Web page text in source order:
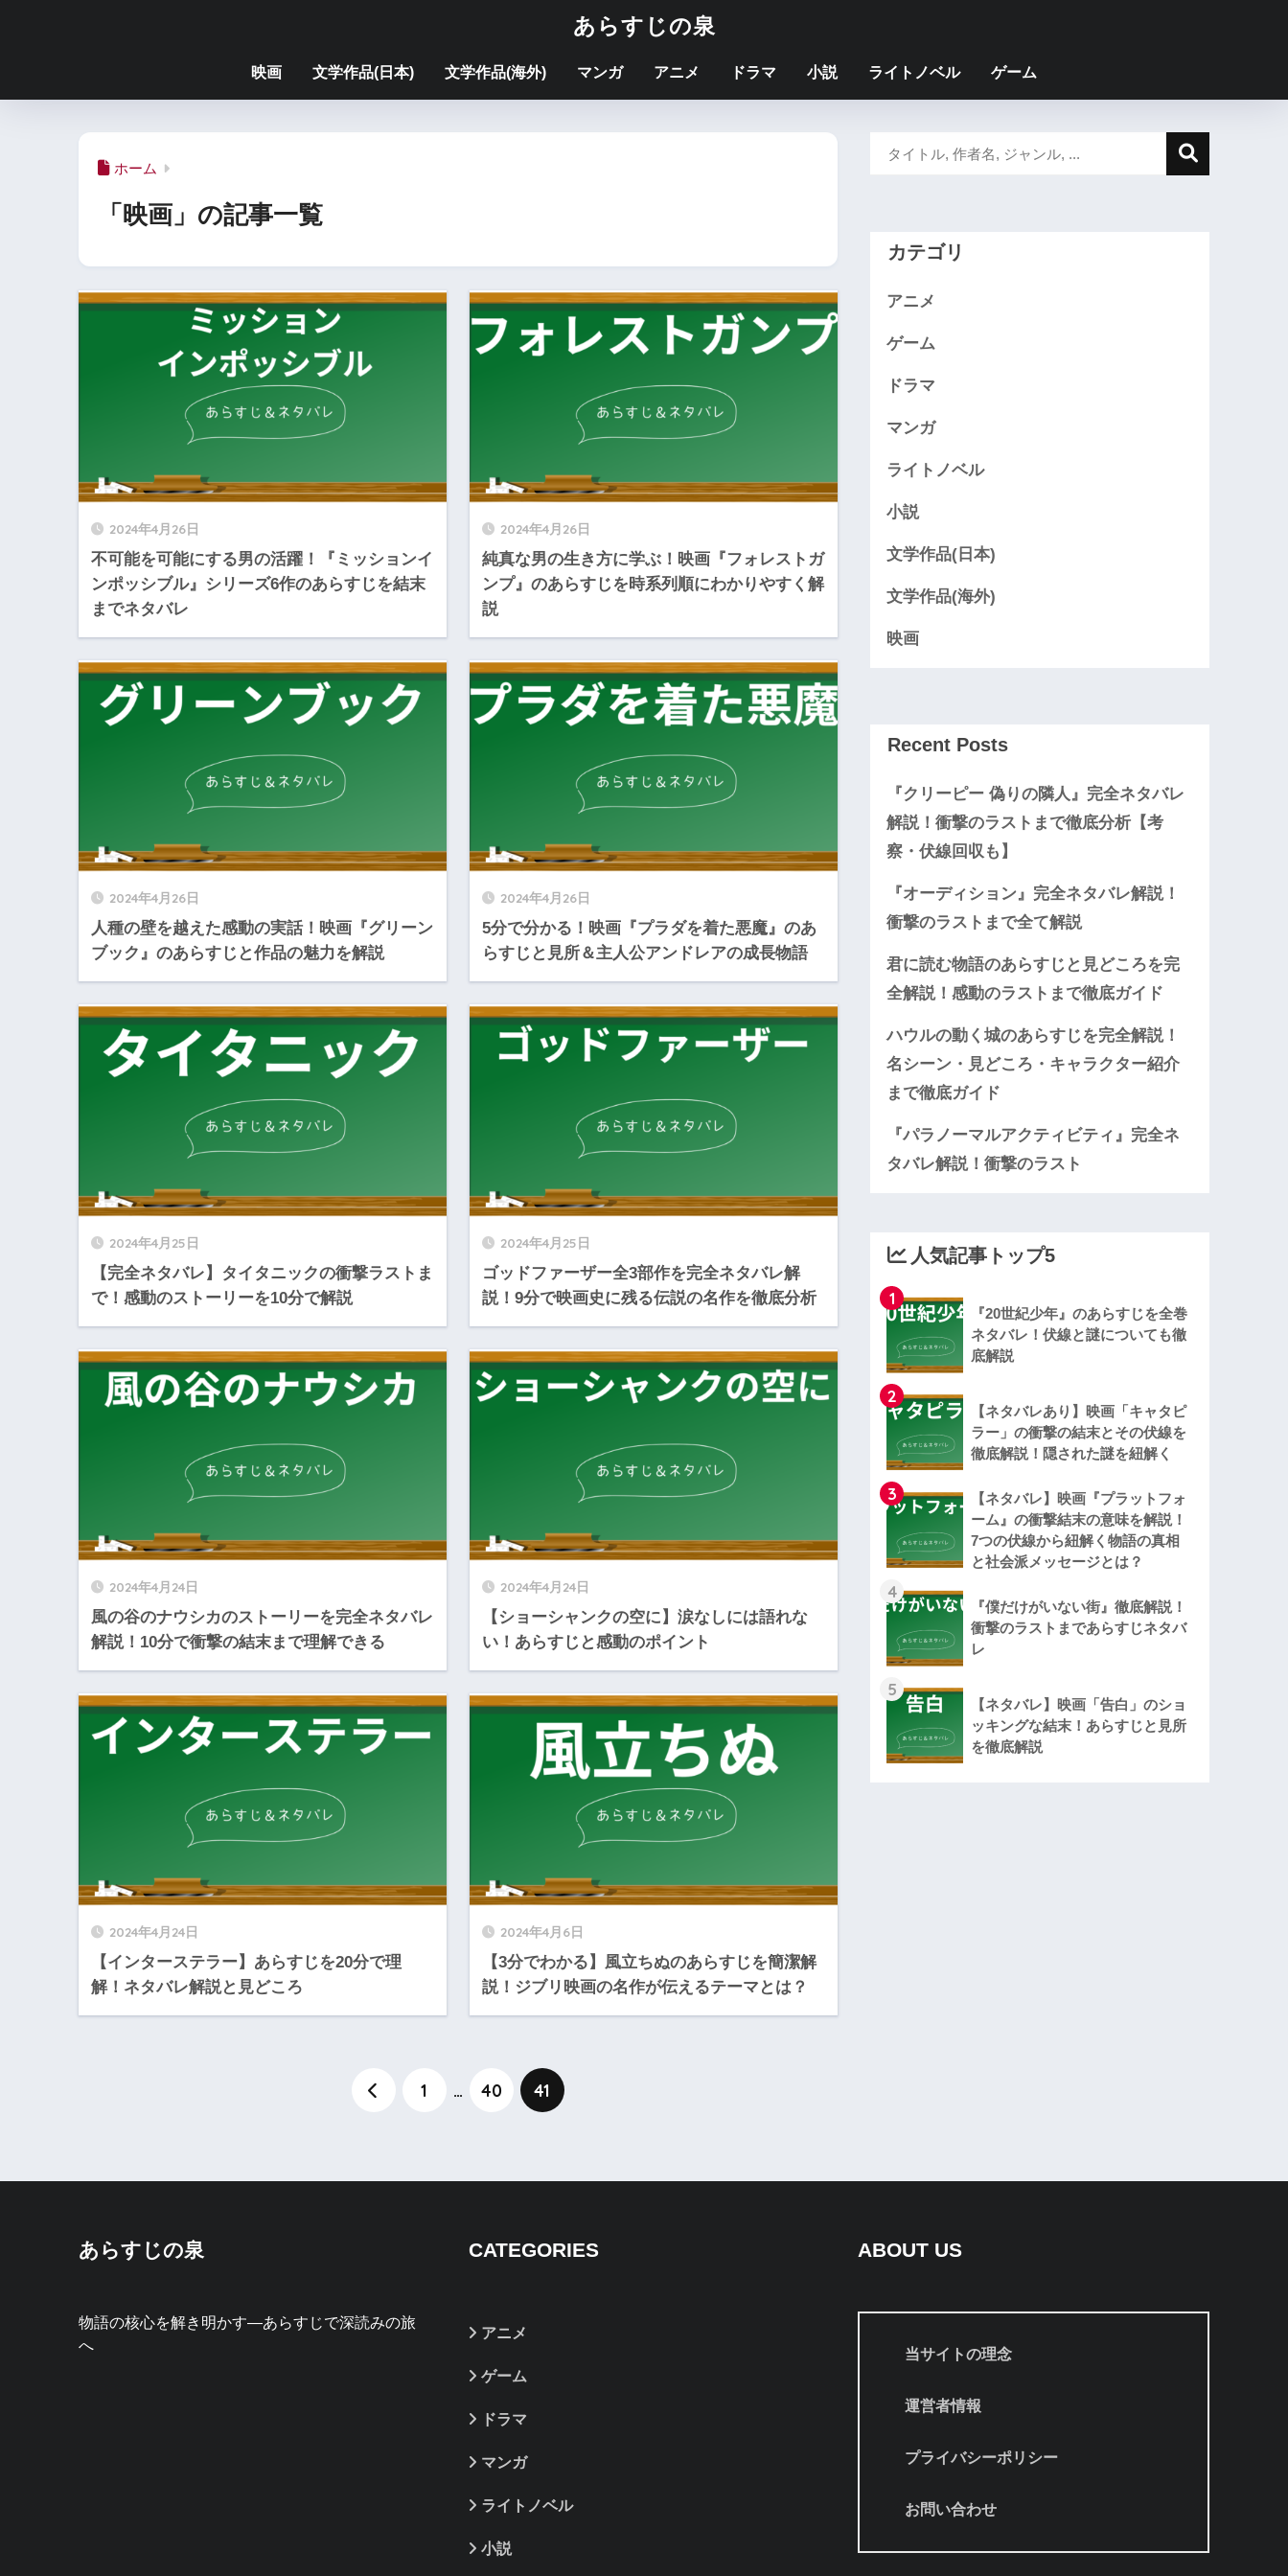
あらすじの泉
映画 文学作品(日本) 文学作品(海外) マンガ アニメ ドラマ 小説 ライトノベル ゲーム
ホーム
「映画」の記事一覧
2024年4月26日
不可能を可能にする男の活躍！『ミッションイ
ンポッシブル』シリーズ6作のあらすじを結末
までネタバレ
2024年4月26日
純真な男の生き方に学ぶ！映画『フォレストガ
ンプ』のあらすじを時系列順にわかりやすく解
説
2024年4月26日
人種の壁を越えた感動の実話！映画『グリーン
ブック』のあらすじと作品の魅力を解説
2024年4月26日
5分で分かる！映画『プラダを着た悪魔』のあ
らすじと見所＆主人公アンドレアの成長物語
2024年4月25日
【完全ネタバレ】タイタニックの衝撃ラストま
で！感動のストーリーを10分で解説
2024年4月25日
ゴッドファーザー全3部作を完全ネタバレ解
説！9分で映画史に残る伝説の名作を徹底分析
2024年4月24日
風の谷のナウシカのストーリーを完全ネタバレ
解説！10分で衝撃の結末まで理解できる
2024年4月24日
【ショーシャンクの空に】涙なしには語れな
い！あらすじと感動のポイント
2024年4月24日
【インターステラー】あらすじを20分で理
解！ネタバレ解説と見どころ
2024年4月6日
【3分でわかる】風立ちぬのあらすじを簡潔解
説！ジブリ映画の名作が伝えるテーマとは？
1 … 40 41
カテゴリ
アニメ
ゲーム
ドラマ
マンガ
ライトノベル
小説
文学作品(日本)
文学作品(海外)
映画
Recent Posts
『クリーピー 偽りの隣人』完全ネタバレ
解説！衝撃のラストまで徹底分析【考
察・伏線回収も】
『オーディション』完全ネタバレ解説！
衝撃のラストまで全て解説
君に読む物語のあらすじと見どころを完
全解説！感動のラストまで徹底ガイド
ハウルの動く城のあらすじを完全解説！
名シーン・見どころ・キャラクター紹介
まで徹底ガイド
『パラノーマルアクティビティ』完全ネ
タバレ解説！衝撃のラスト
人気記事トップ5
1
『20世紀少年』のあらすじを全巻
ネタバレ！伏線と謎についても徹
底解説
2
【ネタバレあり】映画「キャタピ
ラー」の衝撃の結末とその伏線を
徹底解説！隠された謎を紐解く
3
【ネタバレ】映画『プラットフォ
ーム』の衝撃結末の意味を解説！
7つの伏線から紐解く物語の真相
と社会派メッセージとは？
4
『僕だけがいない街』徹底解説！
衝撃のラストまであらすじネタバ
レ
5
【ネタバレ】映画「告白」のショ
ッキングな結末！あらすじと見所
を徹底解説
あらすじの泉
物語の核心を解き明かす—あらすじで深読みの旅
へ
CATEGORIES
アニメ
ゲーム
ドラマ
マンガ
ライトノベル
小説
ABOUT US
当サイトの理念
運営者情報
プライバシーポリシー
お問い合わせ